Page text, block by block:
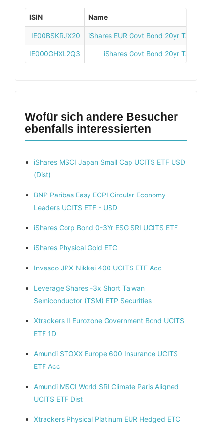
ISIN Name
IE00BSKRJX20 iShares EUR Govt Bond 20yr Target
IE000GHXL2Q3 iShares Govt Bond 20yr Target
Wofür sich andere Besucher
ebenfalls interessierten
iShares MSCI Japan Small Cap UCITS ETF USD
(Dist)
BNP Paribas Easy ECPI Circular Economy
Leaders UCITS ETF - USD
iShares Corp Bond 0-3Yr ESG SRI UCITS ETF
iShares Physical Gold ETC
Invesco JPX-Nikkei 400 UCITS ETF Acc
Leverage Shares -3x Short Taiwan
Semiconductor (TSM) ETP Securities
Xtrackers II Eurozone Government Bond UCITS
ETF 1D
Amundi STOXX Europe 600 Insurance UCITS
ETF Acc
Amundi MSCI World SRI Climate Paris Aligned
UCITS ETF Dist
Xtrackers Physical Platinum EUR Hedged ETC